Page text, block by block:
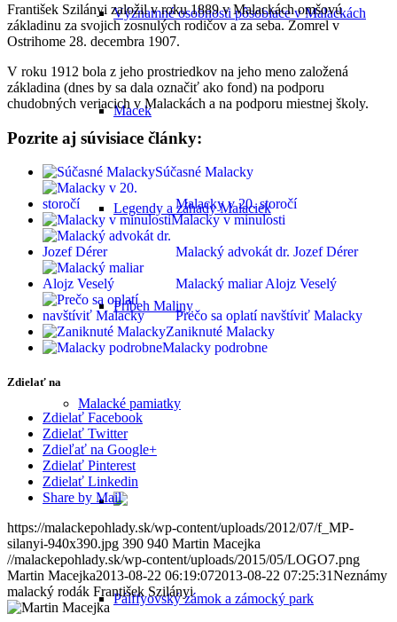
Významné osobnosti pôsobiace v Malackách
Macek
Legendy a záhady Malaciek
Príbeh Maliny
Malacké pamiatky
Pálffyovský zámok a zámocký park
František Szilányi založil v roku 1889 v Malackách omšovú
základinu za svojich zosnulých rodičov a za seba. Zomrel v
Ostrihome 28. decembra 1907.
V roku 1912 bola z jeho prostriedkov na jeho meno založená
základina (dnes by sa dala označiť ako fond) na podporu
chudobných veriacich v Malackách a na podporu miestnej školy.
Pozrite aj súvisiace články:
Súčasné Malacky
Malacky v 20. storočí
Malacky v minulosti
Malacký advokát dr. Jozef Dérer
Malacký maliar Alojz Veselý
Prečo sa oplatí navštíviť Malacky
Zaniknuté Malacky
Malacky podrobne
Zdielať na
Zdielať Facebook
Zdielať Twitter
Zdieľať na Google+
Zdielať Pinterest
Zdielať Linkedin
Share by Mail
https://malackepohlady.sk/wp-content/uploads/2012/07/f_MP-
silanyi-940x390.jpg 390 940 Martin Macejka
//malackepohlady.sk/wp-content/uploads/2015/05/LOGO7.png
Martin Macejka2013-08-22 06:19:072013-08-22 07:25:31Neznámy
malacký rodák František Szilányi